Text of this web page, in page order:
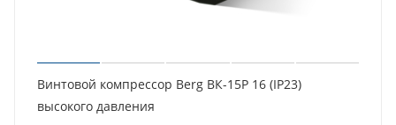
Винтовой компрессор Berg ВК-15Р 16 (IP23)
высокого давления